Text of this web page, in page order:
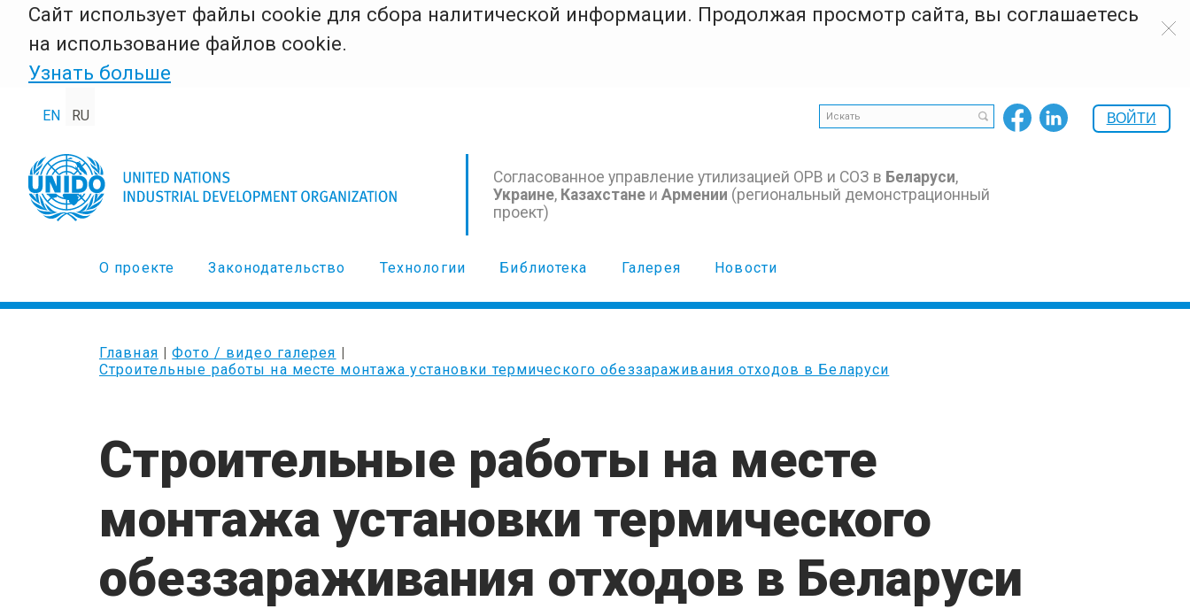
Сайт использует файлы cookie для сбора налитической информации. Продолжая просмотр сайта, вы соглашаетесь
на использование файлов cookie.
Узнать больше
EN RU ВОЙТИ
Согласованное управление утилизацией ОРВ и СОЗ в Беларуси,
Украине, Казахстанеи Армении (региональный демонстрационный
проект)
О проекте Законодательство Технологии Библиотека Галерея Новости
Главная
Фото / видео галерея
Cтроительные работы на месте монтажа установки термического обеззараживания отходов в Беларуси
Cтроительные работы на месте
монтажа установки термического
обеззараживания отходов в Беларуси